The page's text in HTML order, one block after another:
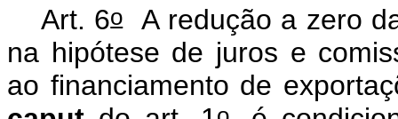
Art. 6oA redução a zero
na hipótese de juros e
ao financiamento de